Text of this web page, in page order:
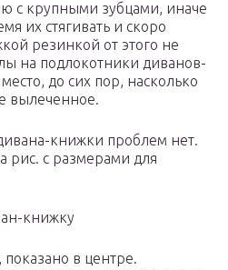
с крупными зубцами, иначе
их стягивать и скоро
резинкой от этого не
на подлокотники диванов-
до сих пор, насколько
вылеченное.
книжки проблем нет.
рис. с размерами для
книжку
в центре.